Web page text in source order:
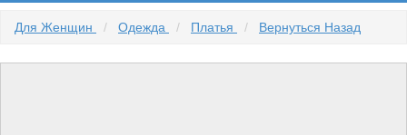
Для Женщин / Одежда / Платья / Вернуться Назад